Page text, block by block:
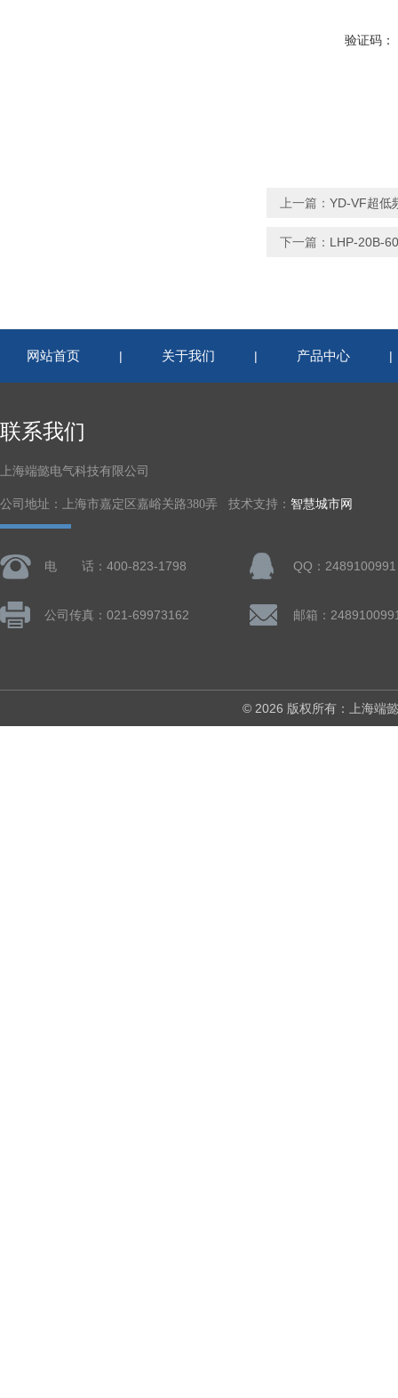
验证码：
上一篇： YD-VF超低
下一篇： LHP-20B-
网站首页 | 关于我们 | 产品中心
联系我们
上海端懿电气科技有限公司
公司地址：上海市嘉定区嘉峪关路380弄 技术支持： 智慧城市网
电 话：400-823-1798 QQ：2489100991
公司传真：021-69973162 邮箱：
© 2026 版权所有：上海端